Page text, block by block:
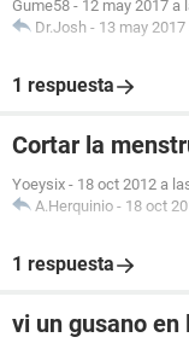
Gume58 - 12 may 2017 a
Dr.Josh - 13 may
1 respuesta
Cortar la
Yoeysix - 18 oct 2012 a
A.Herquinio - 18 oct
1 respuesta
vi un gusano